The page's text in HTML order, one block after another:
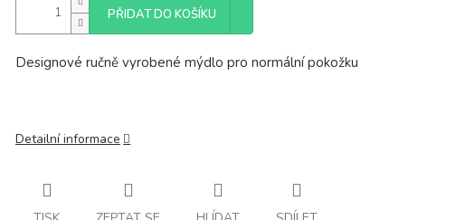
PŘIDAT DO KOŠÍKU
Designové ručně vyrobené mýdlo pro normální pokožku
Detailní informace